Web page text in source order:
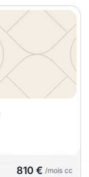
810 € /mois cc